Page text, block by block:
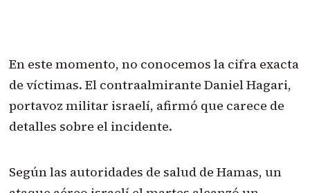
En este momento, no conocemos la cifra exacta
de víctimas. El contraalmirante Daniel Hagari,
portavoz militar israelí, afirmó que carece de
detalles sobre el incidente.
Según las autoridades de salud de Hamas, un